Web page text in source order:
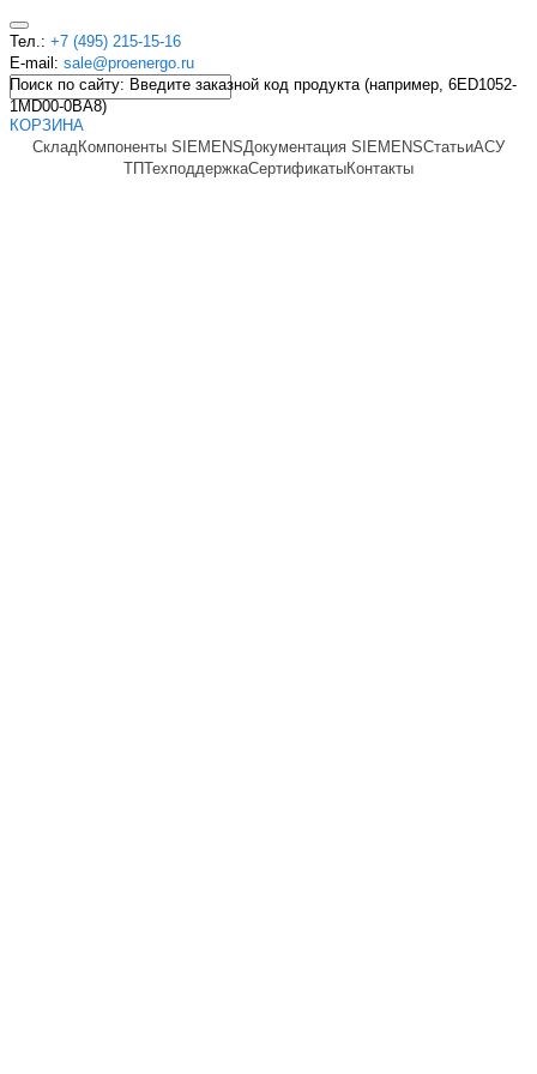
Тел.: +7 (495) 215-15-16
E-mail: sale@proenergo.ru
Поиск по сайту: Введите заказной код продукта (например, 6ED1052-
1MD00-0BA8)
КОРЗИНА
СкладКомпоненты SIEMENSДокументация SIEMENSСтатьиАСУ
ТПТехподдержкаСертификатыКонтакты